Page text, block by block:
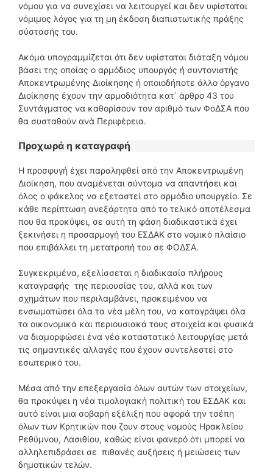
νόμου για να συνεχίσει να λειτουργεί και δεν υφίσταται
νόμιμος λόγος για τη μη έκδοση διαπιστωτικής πράξης
σύστασής του.
Ακόμα υπογραμμίζεται ότι δεν υφίσταται διάταξη νόμου
βάσει της οποίας ο αρμόδιος υπουργός ή συντονιστής
Αποκεντρωμένης Διοίκησης ή οποιοδήποτε άλλο όργανο
Διοίκησης έχουν την αρμοδιότητα κατ΄ άρθρο 43 του
Συντάγματος να καθορίσουν τον αριθμό των ΦοΔΣΑ που
θα συσταθούν ανά Περιφέρεια.
Προχωρά η καταγραφή
Η προσφυγή έχει παραληφθεί από την Αποκεντρωμένη
Διοίκηση, που αναμένεται σύντομα να απαντήσει και
όλος ο φάκελος να εξεταστεί στο αρμόδιο υπουργείο. Σε
κάθε περίπτωση ανεξάρτητα από το τελικό αποτέλεσμα
που θα προκύψει, σε αυτή τη φάση διαδικαστικά έχει
ξεκινήσει η προσαρμογή του ΕΣΔΑΚ στο νομικό πλαίσιο
που επιβάλλει τη μετατροπή του σε ΦΟΔΣΑ.
Συγκεκριμένα, εξελίσσεται η διαδικασία πλήρους
καταγραφής της περιουσίας του, αλλά και των
σχημάτων που περιλαμβάνει, προκειμένου να
ενσωματώσει όλα τα νέα μέλη του, να καταγράψει όλα
τα οικονομικά και περιουσιακά τους στοιχεία και φυσικά
να διαμορφώσει ένα νέο καταστατικό λειτουργίας μετά
τις σημαντικές αλλαγές που έχουν συντελεστεί στο
εσωτερικό του.
Μέσα από την επεξεργασία όλων αυτών των στοιχείων,
θα προκύψει η νέα τιμολογιακή πολιτική του ΕΣΔΑΚ και
αυτό είναι μια σοβαρή εξέλιξη που αφορά την τσέπη
όλων των Κρητικών που ζουν στους νομούς Ηρακλείου
Ρεθύμνου, Λασιθίου, καθώς είναι φανερό ότι μπορεί να
αλληλεπιδράσει σε πιθανές αυξήσεις ή μειώσεις των
δημοτικών τελών.